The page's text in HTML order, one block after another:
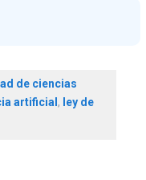
de ciencias
artificial , ley de